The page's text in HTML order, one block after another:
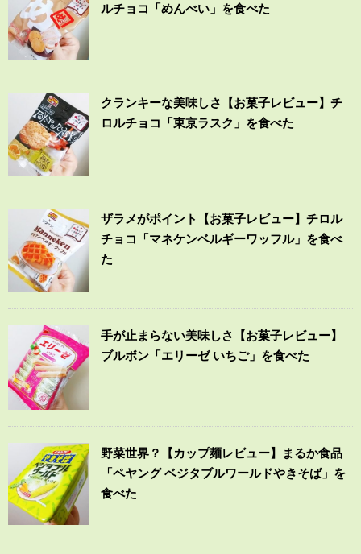
ルチョコ「めんべい」を食べた
クランキーな美味しさ【お菓子レビュー】チ
ロルチョコ「東京ラスク」を食べた
ザラメがポイント【お菓子レビュー】チロル
チョコ「マネケンベルギーワッフル」を食べ
た
手が止まらない美味しさ【お菓子レビュー】
ブルボン「エリーゼ いちご」を食べた
野菜世界？【カップ麺レビュー】まるか食品
「ペヤング ベジタブルワールドやきそば」を
食べた